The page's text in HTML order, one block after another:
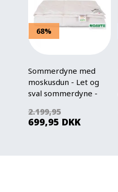
68%
Sommerdyne med
moskusdun - Let og
sval sommerdyne -
Sleep
2.199,95
699,95 DKK